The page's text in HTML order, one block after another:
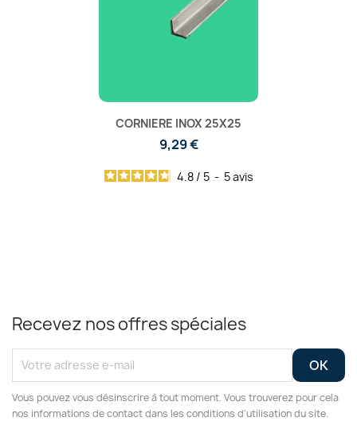
CORNIERE INOX 25X25
9,29 €
4.8 / 5 - 5avis
Recevez nos offres spéciales
Vous pouvez vous désinscrire à tout moment. Vous trouverez pour cela
nos informations de contact dans les conditions d'utilisation du site.